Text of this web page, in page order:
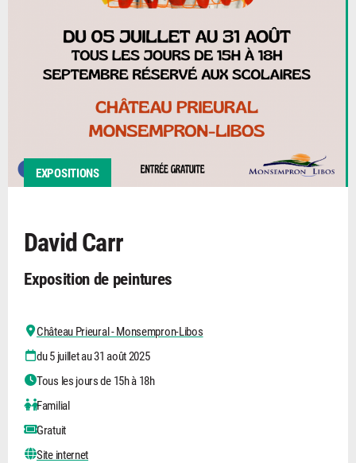
EXPOSITIONS
David Carr
Exposition de peintures
Château Prieural - Monsempron-Libos
du 5 juillet au 31 août 2025
Tous les jours de 15h à 18h
Familial
Gratuit
Site internet